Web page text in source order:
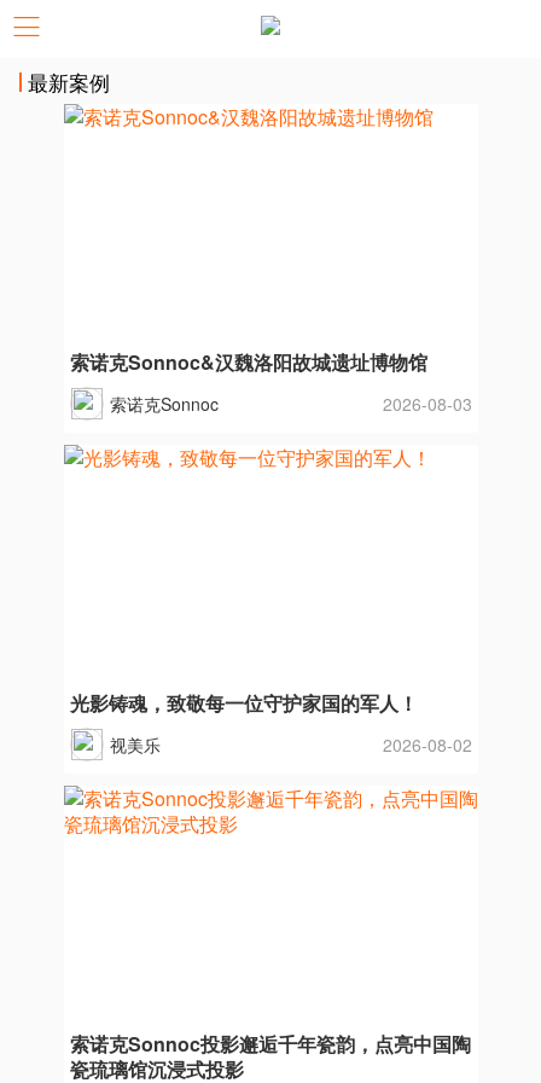
最新案例
索诺克Sonnoc&汉魏洛阳故城遗址博物馆
索诺克Sonnoc 2026-08-03
光影铸魂，致敬每一位守护家国的军人！
视美乐 2026-08-02
索诺克Sonnoc投影邂逅千年瓷韵，点亮中国陶
瓷琉璃馆沉浸式投影